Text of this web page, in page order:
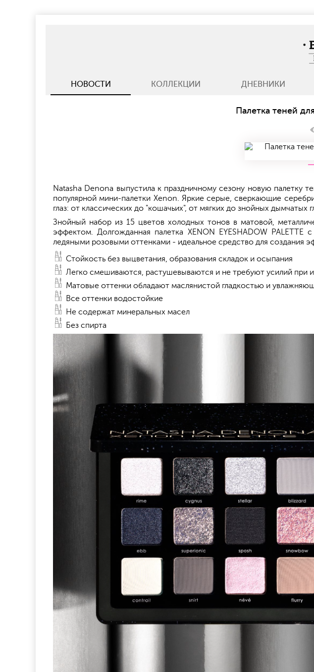
НОВОСТИ КОЛЛЕКЦИИ ДНЕВНИКИ
Палетка теней
Natasha Denona выпустила к праздничному сезону новую палетку
популярной мини-палетки Xenon. Яркие серые, сверкающие
глаз: от классических до "кошачьих", от мягких до знойных
Знойный набор из 15 цветов холодных тонов в матовой,
эффектом. Долгожданная палетка XENON EYESHADOW
ледяными розовыми оттенками - идеальное средство для создания
Стойкость без выцветания, образования складок и осыпания
Легко смешиваются, растушевываются и не требуют усилий при
Матовые оттенки обладают маслянистой гладкостью и
Все оттенки водостойкие
Не содержат минеральных масел
Без спирта